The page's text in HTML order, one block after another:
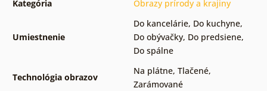
Kategória Obrazy prírody a krajiny
Umiestnenie
Do kancelárie, Do kuchyne,
Do obývačky, Do predsiene,
Do spálne
Technológia obrazov
Na plátne, Tlačené,
Zarámované